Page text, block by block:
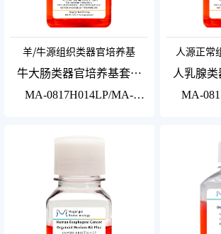
羊/牛源组织类器官培养基
牛大肠类器官培养基套装
Plus
MA-0817H014LP/MA-
0817H014SP
人源正常
人乳腺
MA-